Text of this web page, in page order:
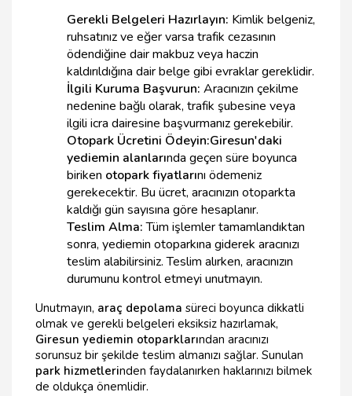
Gerekli Belgeleri Hazırlayın: Kimlik belgeniz,
ruhsatınız ve eğer varsa trafik cezasının
ödendiğine dair makbuz veya haczin
kaldırıldığına dair belge gibi evraklar gereklidir.
İlgili Kuruma Başvurun: Aracınızın çekilme
nedenine bağlı olarak, trafik şubesine veya
ilgili icra dairesine başvurmanız gerekebilir.
Otopark Ücretini Ödeyin:Giresun'daki
yediemin alanlarında geçen süre boyunca
biriken otopark fiyatlarını ödemeniz
gerekecektir. Bu ücret, aracınızın otoparkta
kaldığı gün sayısına göre hesaplanır.
Teslim Alma:Tüm işlemler tamamlandıktan
sonra, yediemin otoparkına giderek aracınızı
teslim alabilirsiniz. Teslim alırken, aracınızın
durumunu kontrol etmeyi unutmayın.
Unutmayın, araç depolama süreci boyunca dikkatli
olmak ve gerekli belgeleri eksiksiz hazırlamak,
Giresun yediemin otoparklarından aracınızı
sorunsuz bir şekilde teslim almanızı sağlar. Sunulan
park hizmetlerinden faydalanırken haklarınızı bilmek
de oldukça önemlidir.